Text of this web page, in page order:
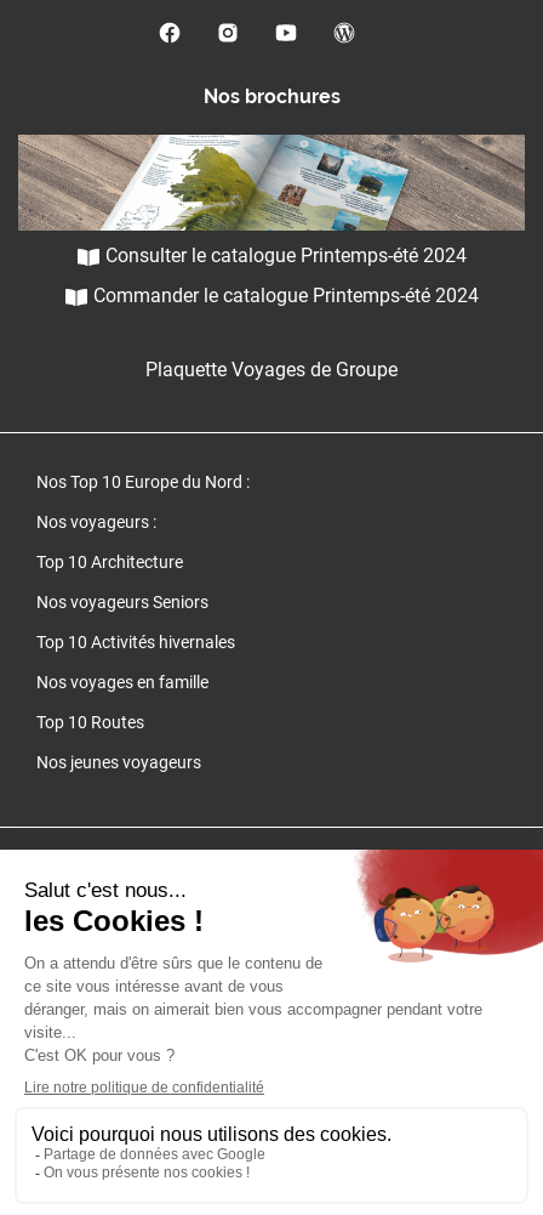
Nos brochures
Consulter le catalogue Printemps-été 2024
Commander le catalogue Printemps-été 2024
Plaquette Voyages de Groupe
Nos Top 10 Europe du Nord :
Nos voyageurs :
Top 10 Architecture
Nos voyageurs Seniors
Top 10 Activités hivernales
Nos voyages en famille
Top 10 Routes
Nos jeunes voyageurs
Cliquez-ici pour modifier vos préférences en matière de cookies
QUARTIER LIBRE - SAS au capital de 100 000 € - RCS Lyon B 384
149 993 - Licence d'agence de voyages IM 069.15.0007Adhérent